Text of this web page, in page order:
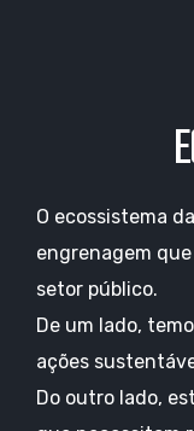
O ecossistema
engrenagem
setor público.
De um lado,
ações
Do outro lado,